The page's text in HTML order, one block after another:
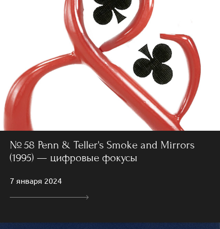
№ 58 Penn & Teller's Smoke and Mirrors
(1995) — цифровые фокусы
7 января 2024